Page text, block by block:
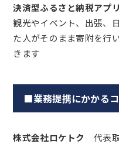
決済型ふるさと納税アプリ
観光やイベント、出張、
た人がそのまま寄附を行
きます
■業務提携にかかる
株式会社ロケトク代表